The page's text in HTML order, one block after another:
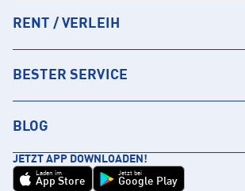
RENT / VERLEIH
BESTER SERVICE
BLOG
JETZT APP DOWNLOADEN!
Laden im
App Store
Jetzt bei
Google Play